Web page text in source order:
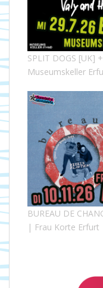
SPLIT DOGS [UK]
Museumskeller
BUREAU DE
| Frau Korte Erfurt